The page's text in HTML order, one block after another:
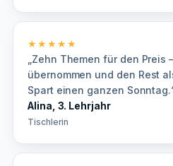
★★★★★
„Zehn Themen für den
übernommen und den Rest
Spart einen ganzen
Alina, 3. Lehrjahr
Tischlerin